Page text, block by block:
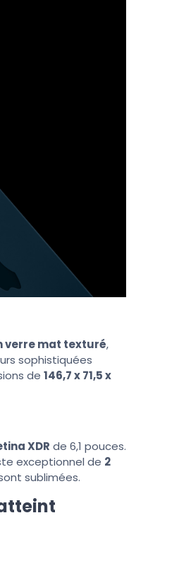
verre mat texturé,
sophistiquées
de 146,7 x 71,5 x
XDR de 6,1 pouces.
exceptionnel de 2
sublimées.